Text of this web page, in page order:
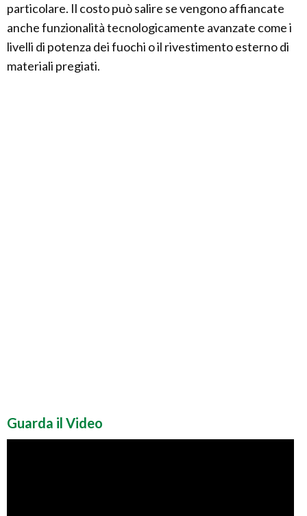
particolare. Il costo può salire se vengono affiancate
anche funzionalità tecnologicamente avanzate come i
livelli di potenza dei fuochi o il rivestimento esterno di
materiali pregiati.
Guarda il Video